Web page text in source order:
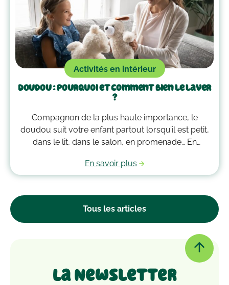
Tous les articles
Activités en intérieur
Doudou : pourquoi et comment bien le laver
?
Compagnon de la plus haute importance, le
doudou suit votre enfant partout lorsqu’il est petit,
dans le lit, dans le salon, en promenade… En
essentielle dans son cœur. Alors après avoir
accumulé une quantité de poussière, d’acariens et
passer à la machine. Mais comment laver un
En savoir plus
La Newsletter